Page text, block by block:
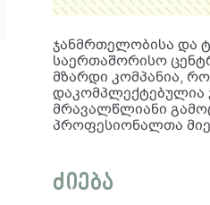
ჯანმრთელობისა და
საერთაშორისო
მზარდი კომპანია,
დაკომპლექტებულია
მრავალწლიანი
პროფესიონალთა
ძიება